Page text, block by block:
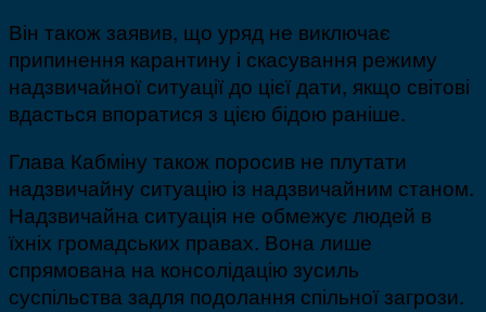
Він також заявив, що уряд не виключає
припинення карантину і скасування режиму
надзвичайної ситуації до цієї дати, якщо світові
вдасться впоратися з цією бідою раніше.
Глава Кабміну також поросив не плутати
надзвичайну ситуацію із надзвичайним станом.
Надзвичайна ситуація не обмежує людей в
їхніх громадських правах. Вона лише
спрямована на консолідацію зусиль
суспільства задля подолання спільної загрози.